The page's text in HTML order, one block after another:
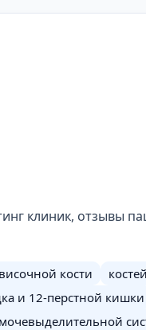
клиник, отзывы
височной кости
и 12-перстной кишки
мочевыделительной